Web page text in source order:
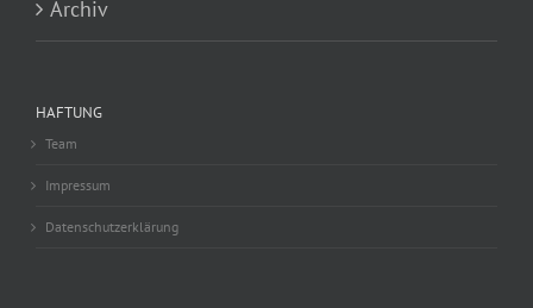
Archiv
HAFTUNG
Team
Impressum
Datenschutzerklärung